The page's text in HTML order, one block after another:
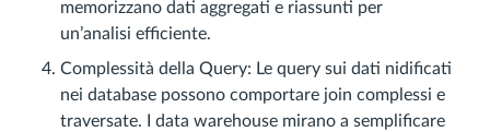
memorizzano dati aggregati e riassunti per
un’analisi efficiente.
Complessità della Query: Le query sui dati nidificati
nei database possono comportare join complessi e
traversate. I data warehouse mirano a semplificare